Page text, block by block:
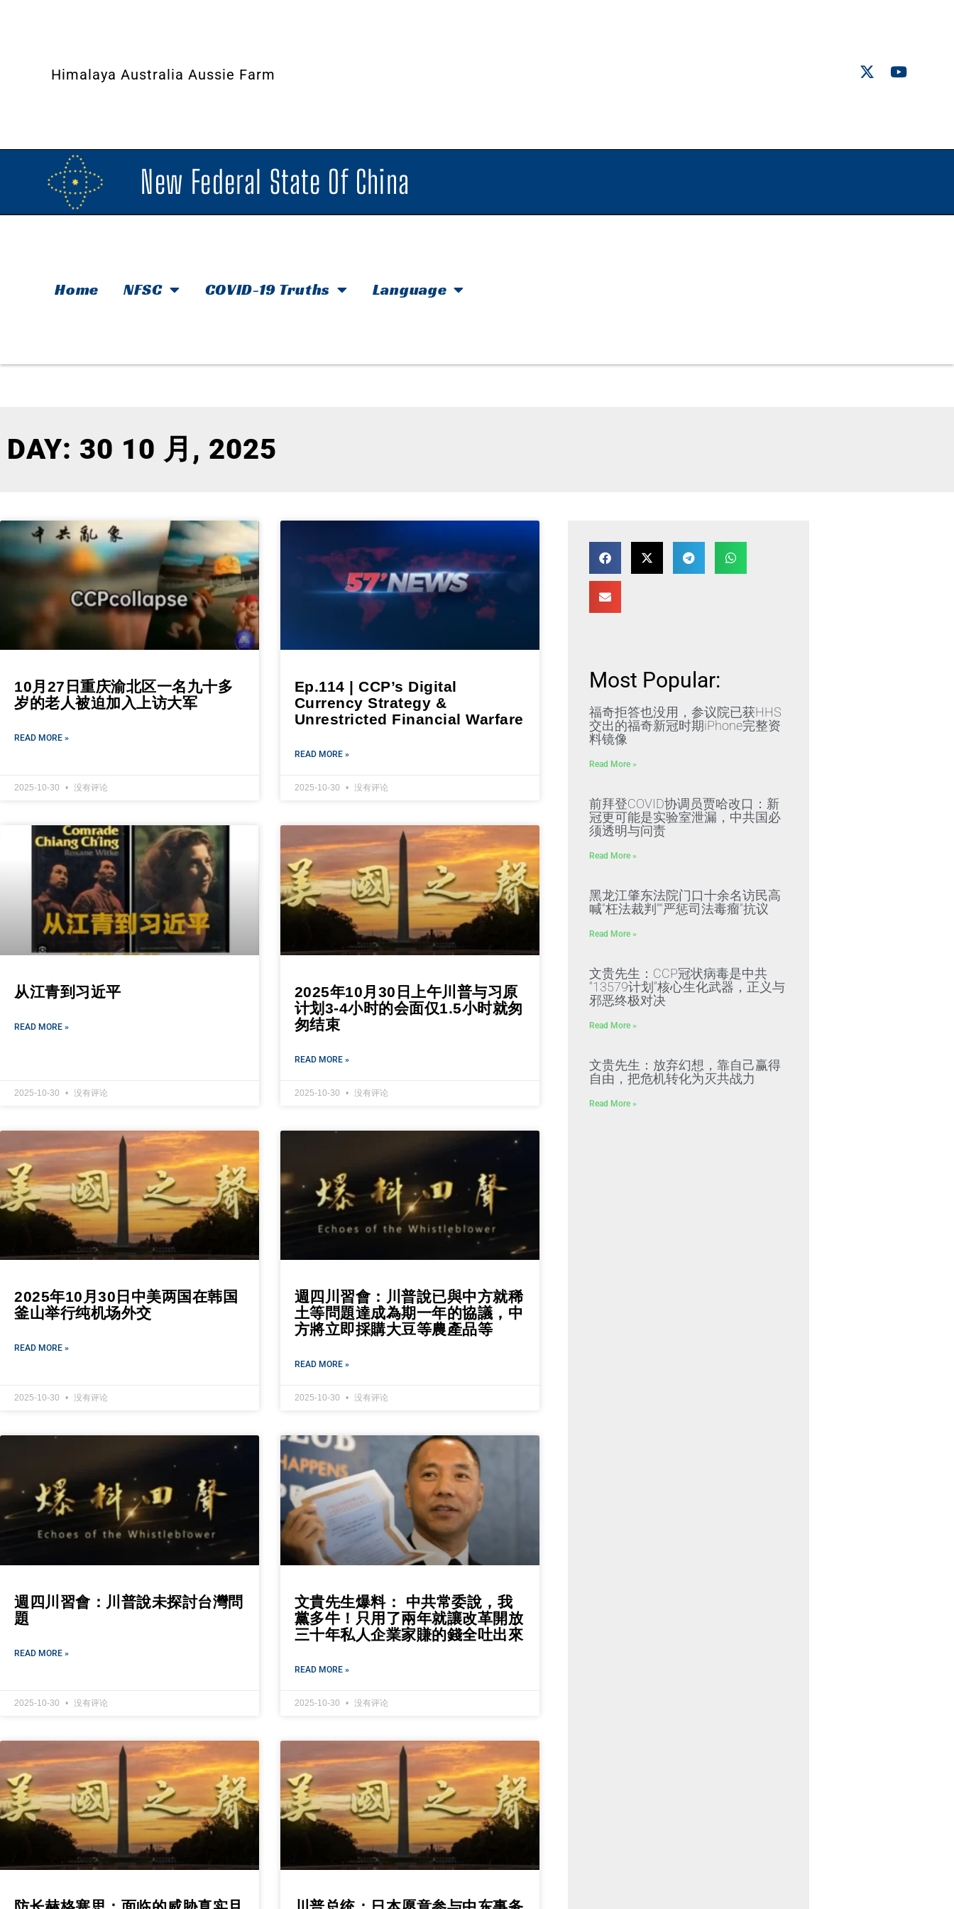
Himalaya Australia Aussie Farm
New Federal State Of China
Home NFSC COVID-19 Truths Language
DAY: 30 10 月, 2025
10月27日重庆渝北区一名九十多
岁的老人被迫加入上访大军
READ MORE »
2025-10-30 没有评论
Ep.114 | CCP’s Digital
Currency Strategy &
Unrestricted Financial Warfare
READ MORE »
2025-10-30 没有评论
从江青到习近平
READ MORE »
2025-10-30 没有评论
2025年10月30日上午川普与习原
计划3-4小时的会面仅1.5小时就匆
匆结束
READ MORE »
2025-10-30 没有评论
2025年10月30日中美两国在韩国
釜山举行纯机场外交
READ MORE »
2025-10-30 没有评论
週四川習會：川普說已與中方就稀
土等問題達成為期一年的協議，中
方將立即採購大豆等農產品等
READ MORE »
2025-10-30 没有评论
週四川習會：川普說未探討台灣問
題
READ MORE »
2025-10-30 没有评论
文貴先生爆料： 中共常委說，我
黨多牛！只用了兩年就讓改革開放
三十年私人企業家賺的錢全吐出來
READ MORE »
2025-10-30 没有评论
Most Popular:
福奇拒答也没用，参议院已获HHS
交出的福奇新冠时期iPhone完整资
料镜像
Read More »
前拜登COVID协调员贾哈改口：新
冠更可能是实验室泄漏，中共国必
须透明与问责
Read More »
黑龙江肇东法院门口十余名访民高
喊“枉法裁判”“严惩司法毒瘤”抗议
Read More »
文贵先生：CCP冠状病毒是中共
“13579计划”核心生化武器，正义与
邪恶终极对决
Read More »
文贵先生：放弃幻想，靠自己赢得
自由，把危机转化为灭共战力
Read More »